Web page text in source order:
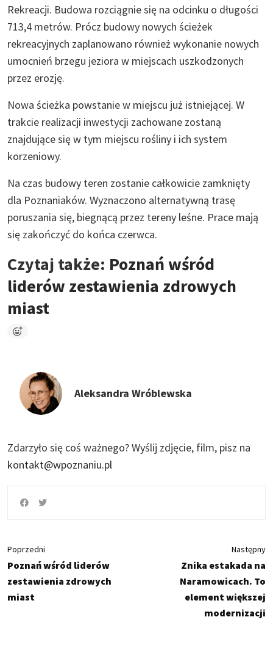
Rekreacji. Budowa rozciągnie się na odcinku o długości
713,4 metrów. Prócz budowy nowych ścieżek
rekreacyjnych zaplanowano również wykonanie nowych
umocnień brzegu jeziora w miejscach uszkodzonych
przez erozję.
Nowa ścieżka powstanie w miejscu już istniejącej. W
trakcie realizacji inwestycji zachowane zostaną
znajdujące się w tym miejscu rośliny i ich system
korzeniowy.
Na czas budowy teren zostanie całkowicie zamknięty
dla Poznaniaków. Wyznaczono alternatywną trasę
poruszania się, biegnącą przez tereny leśne. Prace mają
się zakończyć do końca czerwca.
Czytaj także: Poznań wśród
liderów zestawienia zdrowych
miast
Aleksandra Wróblewska
Zdarzyło się coś ważnego?Wyślij zdjęcie, film, pisz na
kontakt@wpoznaniu.pl
Poprzedni
Poznań wśród liderów
zestawienia zdrowych
miast
Następny
Znika estakada na
Naramowicach. To
element większej
modernizacji